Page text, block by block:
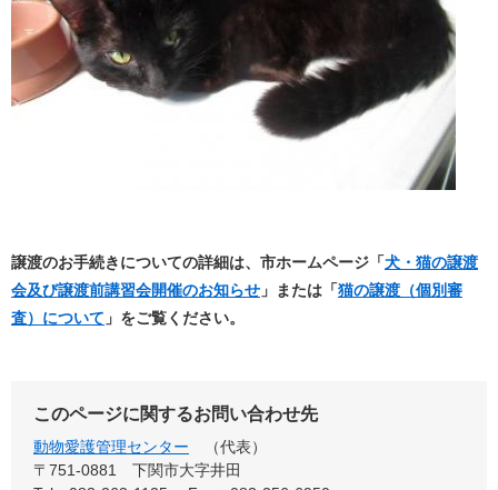
譲渡のお手続きについての詳細は、市ホームページ「犬・猫の譲渡
会及び譲渡前講習会開催のお知らせ​ 」または「猫の譲渡（個別審
査）について 」をご覧ください。
このページに関するお問い合わせ先
動物愛護管理センター
代表
〒751-0881
下関市大字井田